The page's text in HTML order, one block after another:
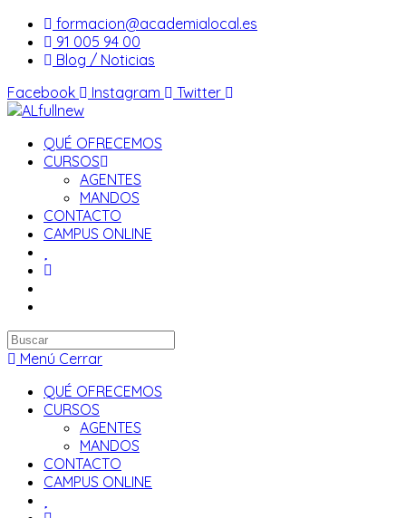
Saltar
contenido
formacion@academialocal.es
91 005 94 00
Blog / Noticias
Facebook
Instagram Twitter
QUÉ OFRECEMOS
CURSOS
AGENTES
MANDOS
CONTACTO
CAMPUS ONLINE
Buscar
en
web
Menú Cerrar
QUÉ OFRECEMOS
CURSOS
AGENTES
MANDOS
CONTACTO
CAMPUS ONLINE